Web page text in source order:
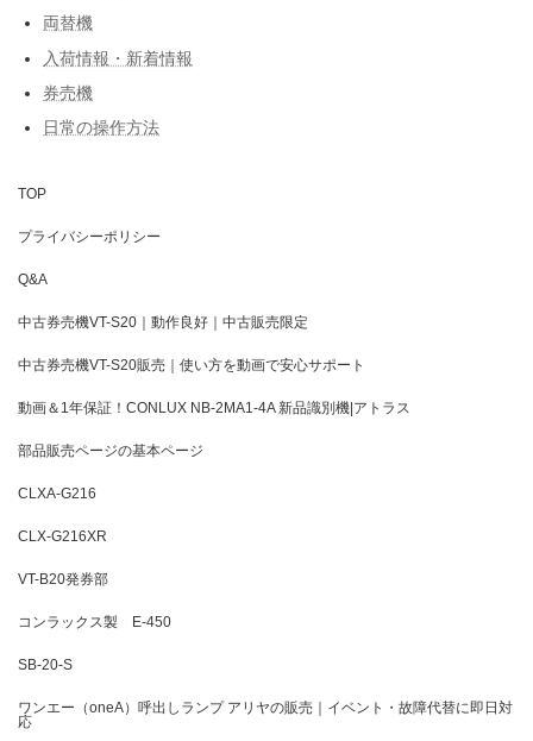
両替機
入荷情報・新着情報
券売機
日常の操作方法
TOP
プライバシーポリシー
Q&A
中古券売機VT-S20｜動作良好｜中古販売限定
中古券売機VT-S20販売｜使い方を動画で安心サポート
動画＆1年保証！CONLUX NB-2MA1-4A 新品識別機|アトラス
部品販売ページの基本ページ
CLXA-G216
CLX-G216XR
VT-B20発券部
コンラックス製 E-450
SB-20-S
ワンエー（oneA）呼出しランプ アリヤの販売｜イベント・故障代替に即日対
応